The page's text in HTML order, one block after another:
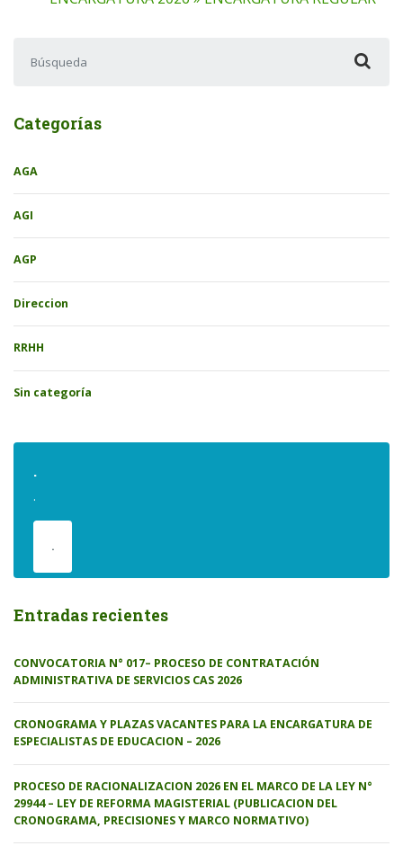
Categorías
AGA
AGI
AGP
Direccion
RRHH
Sin categoría
.
.
.
Entradas recientes
CONVOCATORIA N° 017– PROCESO DE CONTRATACIÓN
ADMINISTRATIVA DE SERVICIOS CAS 2026
CRONOGRAMA Y PLAZAS VACANTES PARA LA ENCARGATURA DE
ESPECIALISTAS DE EDUCACION – 2026
PROCESO DE RACIONALIZACION 2026 EN EL MARCO DE LA LEY N°
29944 – LEY DE REFORMA MAGISTERIAL (PUBLICACION DEL
CRONOGRAMA, PRECISIONES Y MARCO NORMATIVO)